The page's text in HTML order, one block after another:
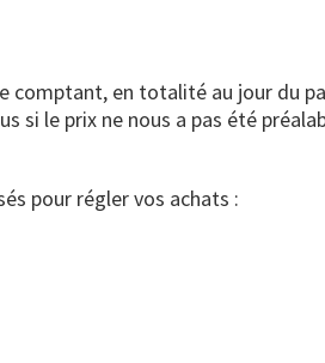
comptant, en totalité au jour du
si le prix ne nous a pas été
pour régler vos achats :